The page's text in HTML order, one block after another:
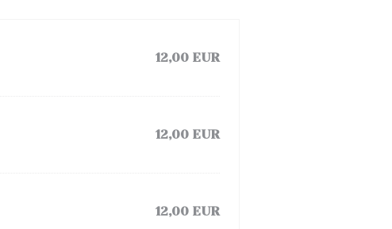
12,00 EUR
12,00 EUR
12,00 EUR